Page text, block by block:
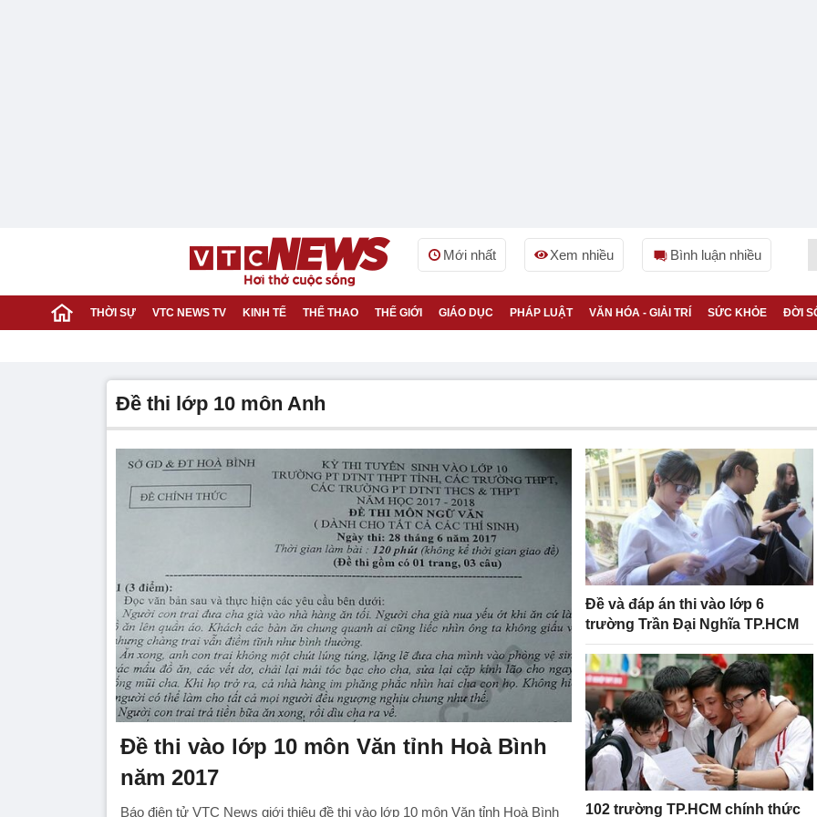
Mới nhất Xem nhiều Bình luận nhiều
THỜI SỰ VTC NEWS TV KINH TẾ THỂ THAO THẾ GIỚI GIÁO DỤC PHÁP LUẬT VĂN HÓA - GIẢI TRÍ SỨC KHỎE ĐỜI
đề thi lớp 10 môn Anh
Đề thi vào lớp 10 môn Văn tỉnh Hoà Bình
năm 2017
Báo điện tử VTC News giới thiệu đề thi vào lớp 10 môn Văn tỉnh Hoà Bình
Đề và đáp án thi vào lớp 6
trường Trần Đại Nghĩa TP.HCM
102 trường TP.HCM chính thức